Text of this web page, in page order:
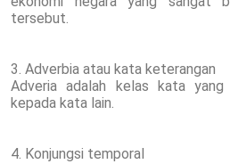
tersebut.
3. Adverbia atau kata keterangan
Adveria adalah kelas kata yang
kepada kata lain.
4. Konjungsi temporal